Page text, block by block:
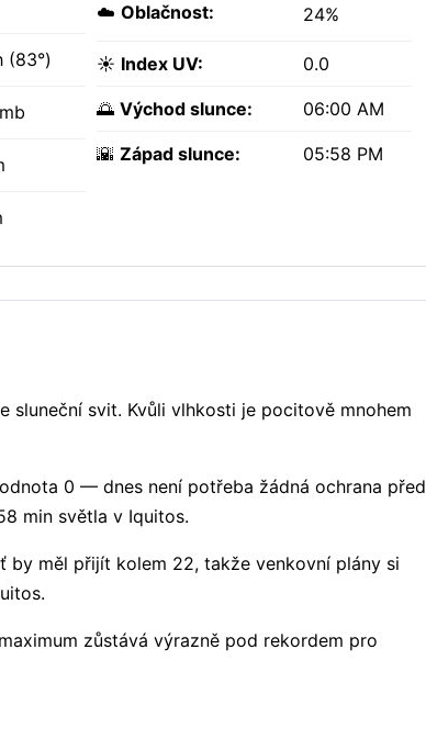
(83°)
☁️ Oblačnost: 24%
☀️ Index UV: 0.0
🌅 Východ slunce: 06:00 AM
🌇 Západ slunce: 05:58 PM
sluneční svit. Kvůli vlhkosti je pocitově mnohem
0 — dnes není potřeba žádná ochrana před
min světla v Iquitos.
by měl přijít kolem 22, takže venkovní plány si
zůstává výrazně pod rekordem pro